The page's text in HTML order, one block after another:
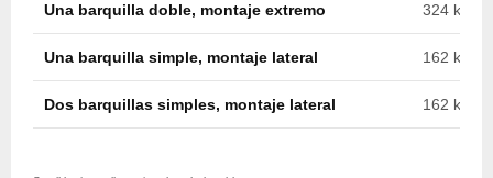
Una barquilla doble, montaje extremo 324 kg
Una barquilla simple, montaje lateral 162 kg
Dos barquillas simples, montaje lateral 162 kg c/